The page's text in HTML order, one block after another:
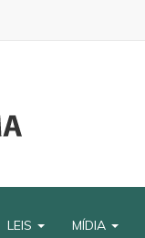
LEIS MÍDIA